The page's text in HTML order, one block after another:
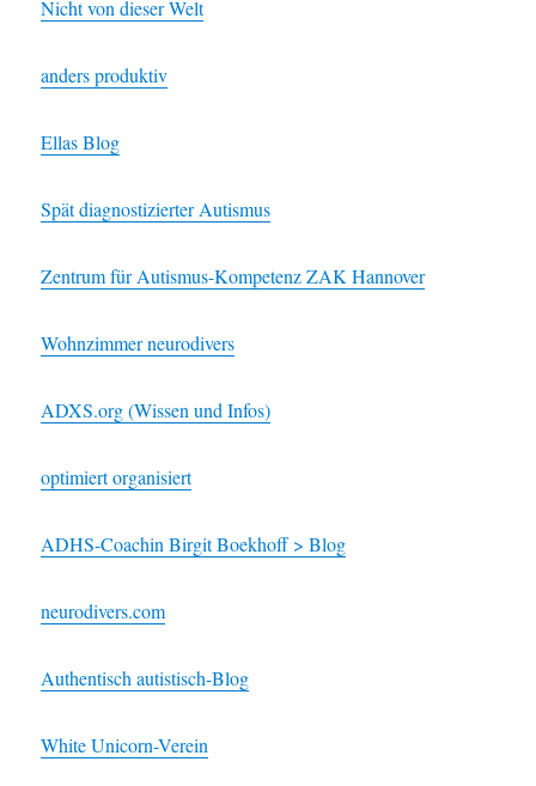
Nicht von dieser Welt
anders produktiv
Ellas Blog
Spät diagnostizierter Autismus
Zentrum für Autismus-Kompetenz ZAK Hannover
Wohnzimmer neurodivers
ADXS.org (Wissen und Infos)
optimiert organisiert
ADHS-Coachin Birgit Boekhoff > Blog
neurodivers.com
Authentisch autistisch-Blog
White Unicorn-Verein